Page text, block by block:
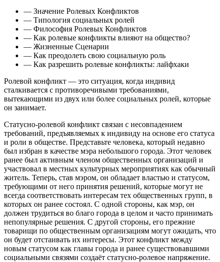
— Значение Ролевых Конфликтов
— Типология социальных ролей
— Философия Ролевых Конфликтов
— Как ролевые конфликты влияют на общество?
— Жизненные Сценарии
— Как преодолеть свою социальную роль
— Как разрешить ролевые конфликты: лайфхаки
Ролевой конфликт — это ситуация, когда индивид
сталкивается с противоречивыми требованиями,
вытекающими из двух или более социальных ролей, которые
он занимает.
Статусно-ролевой конфликт связан с несовпадением
требований, предъявляемых к индивиду на основе его статуса
и роли в обществе. Представьте человека, который недавно
был избран в качестве мэра небольшого города. Этот человек
ранее был активным членом общественных организаций и
участвовал в местных культурных мероприятиях как обычный
житель. Теперь, став мэром, он обладает властью и статусом,
требующими от него принятия решений, которые могут не
всегда соответствовать интересам тех общественных групп, в
которых он ранее состоял. С одной стороны, как мэр, он
должен трудиться во благо города в целом и часто принимать
непопулярные решения. С другой стороны, его прежние
товарищи по общественным организациям могут ожидать, что
он будет отстаивать их интересы. Этот конфликт между
новым статусом как главы города и ранее существовавшими
социальными связями создаёт статусно-ролевое напряжение.